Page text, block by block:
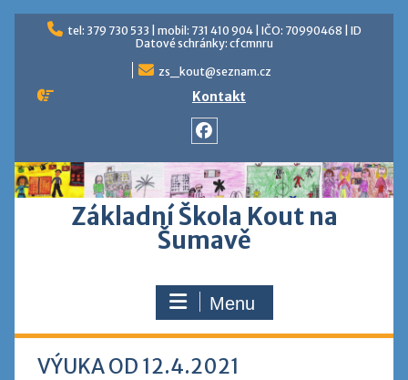
Skip
tel: 379 730 533 | mobil: 731 410 904 | IČO: 70990468 | ID
Datové schránky: cfcmnru
zs_kout@seznam.cz
Kontakt
Základní Škola Kout na
Šumavě
Menu
VÝUKA OD 12.4.2021